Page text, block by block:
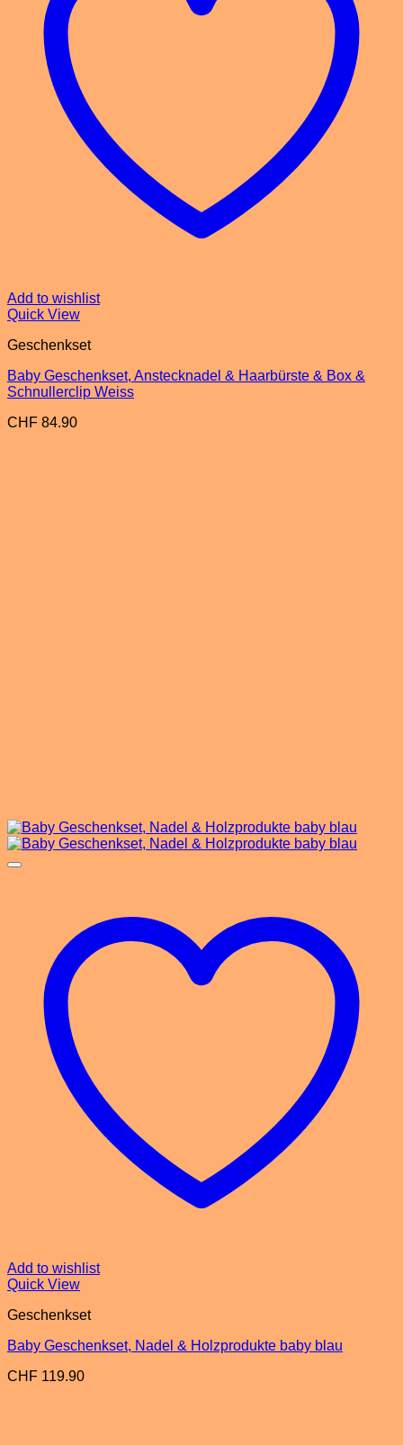
Add to wishlist
Quick View
Geschenkset
Baby Geschenkset, Anstecknadel & Haarbürste & Box &
Schnullerclip Weiss
CHF 84.90
Add to wishlist
Quick View
Geschenkset
Baby Geschenkset, Nadel & Holzprodukte baby blau
CHF 119.90